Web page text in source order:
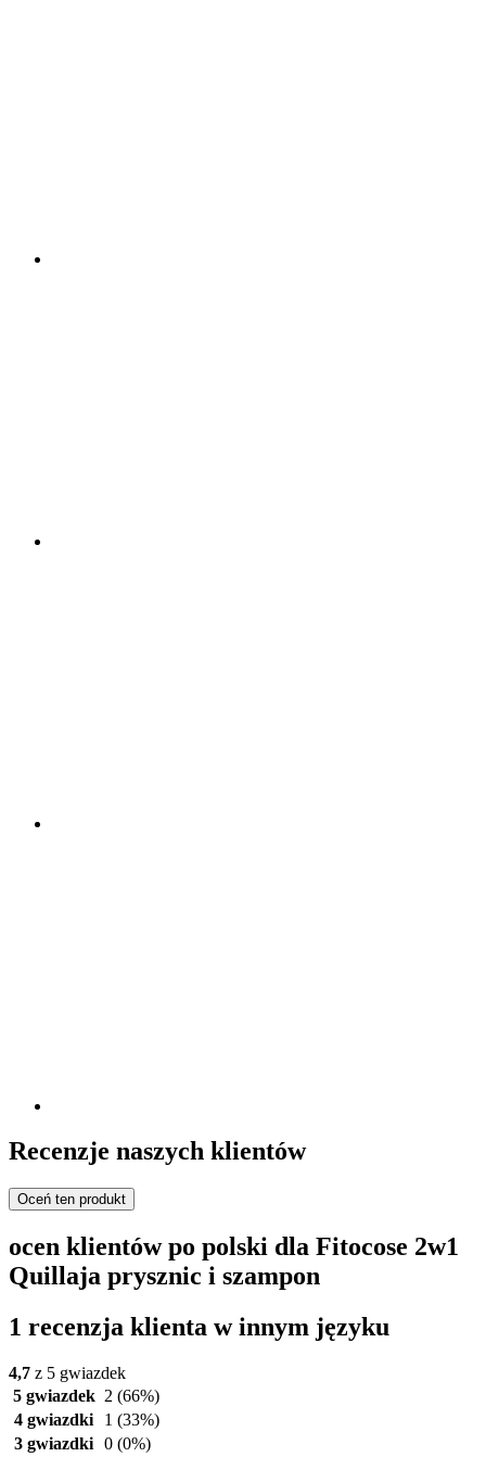
Recenzje naszych klientów
Oceń ten produkt
ocen klientów po polski dla Fitocose 2w1
Quillaja prysznic i szampon
1 recenzja klienta w innym języku
4,7 z 5 gwiazdek
5 gwiazdek 2 (66%)
4 gwiazdki
1 (33%)
3 gwiazdki 0 (0%)